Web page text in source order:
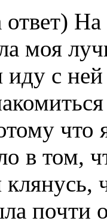
ответ)
моя
иду с
что
в том,
почти